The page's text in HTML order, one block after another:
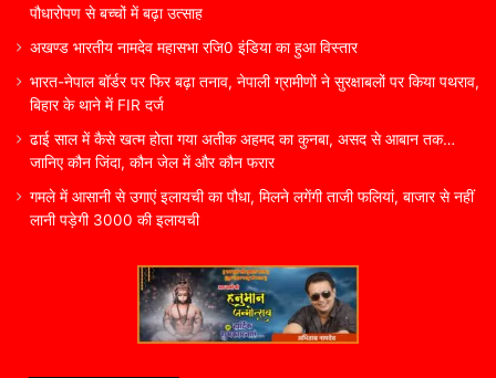
पौधारोपण से बच्चों में बढ़ा उत्साह
अखण्ड भारतीय नामदेव महासभा रजि0 इंडिया का हुआ विस्तार
भारत-नेपाल बॉर्डर पर फिर बढ़ा तनाव, नेपाली ग्रामीणों ने सुरक्षाबलों पर किया पथराव,
बिहार के थाने में FIR दर्ज
ढाई साल में कैसे खत्म होता गया अतीक अहमद का कुनबा, असद से आबान तक…
जानिए कौन जिंदा, कौन जेल में और कौन फरार
गमले में आसानी से उगाएं इलायची का पौधा, मिलने लगेंगी ताजी फलियां, बाजार से नहीं
लानी पड़ेगी 3000 की इलायची